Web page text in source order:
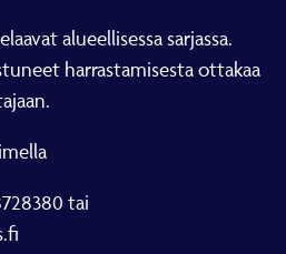
alueellisessa sarjassa.
harrastamisesta ottakaa
tai